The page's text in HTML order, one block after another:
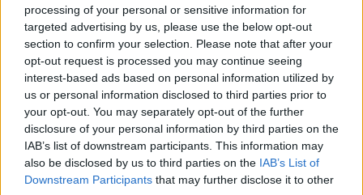
processing of your personal or sensitive information for
targeted advertising by us, please use the below opt-out
section to confirm your selection. Please note that after your
opt-out request is processed you may continue seeing
interest-based ads based on personal information utilized by
us or personal information disclosed to third parties prior to
your opt-out. You may separately opt-out of the further
disclosure of your personal information by third parties on the
IAB’s list of downstream participants. This information may
also be disclosed by us to third parties on the IAB’s List of
Downstream Participants that may further disclose it to other